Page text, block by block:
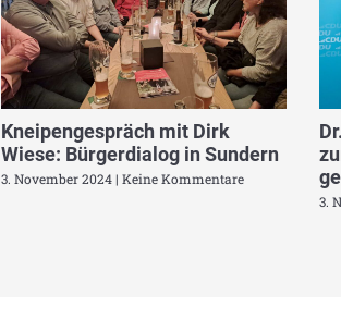
Kneipengespräch mit Dirk
Wiese: Bürgerdialog in Sundern
3. November 2024 Keine Kommentare
3.